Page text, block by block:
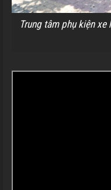
Trung tâm phụ kiện